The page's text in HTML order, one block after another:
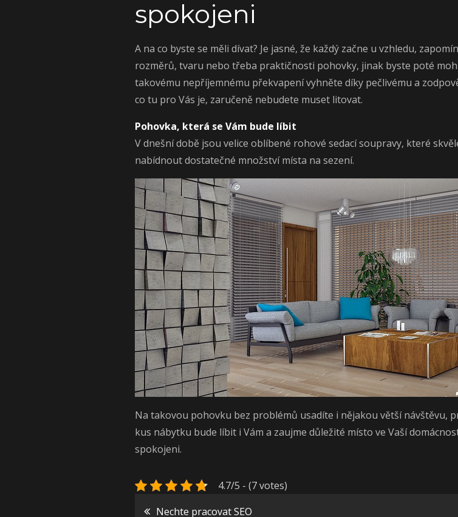
spokojeni
A na co byste se měli dívat? Je jasné, že každý začne u vzhledu,
rozměrů, tvaru nebo třeba praktičnosti pohovky, jinak byste poté
takovému nepříjemnému překvapení vyhněte díky pečlivému a
co tu pro Vás je, zaručeně nebudete muset litovat.
Pohovka, která se Vám bude líbit
V dnešní době jsou velice oblíbené rohové sedací soupravy, které
nabídnout dostatečné množství místa na sezení.
Na takovou pohovku bez problémů usadíte i nějakou větší návštěvu,
kus nábytku bude líbit i Vám a zaujme důležité místo ve Vaší
spokojeni.
4.7/5 - (7 votes)
Nechte pracovat SEO